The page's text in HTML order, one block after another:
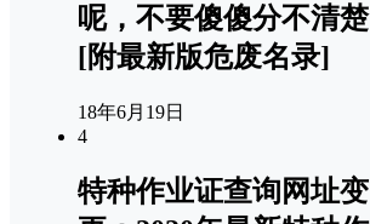
呢，不要傻傻分不清楚
[附最新版危废名录]
18年6月19日
4
特种作业证查询网址变